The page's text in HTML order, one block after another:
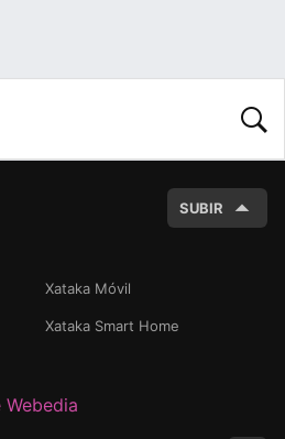
SUBIR
Xataka Móvil
Xataka Smart Home